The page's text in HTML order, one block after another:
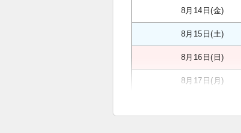
8月14日(金)
8月15日(土)
8月16日(日)
8月17日(月)